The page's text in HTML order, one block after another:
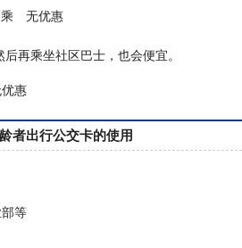
乘 无优惠
再乘坐社区巴士，也会便宜。
惠
者出行公交卡的使用
等